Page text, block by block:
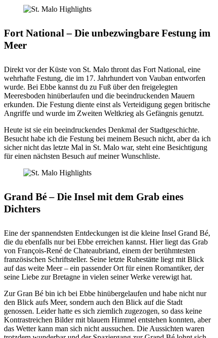
Fort National – Die unbezwingbare Festung im
Meer
Direkt vor der Küste von St. Malo thront das Fort National, eine
wehrhafte Festung, die im 17. Jahrhundert von Vauban entworfen
wurde. Bei Ebbe kannst du zu Fuß über den freigelegten
Meeresboden hinüberlaufen und die beeindruckenden Mauern
erkunden. Die Festung diente einst als Verteidigung gegen britische
Angriffe und wurde im Zweiten Weltkrieg als Gefängnis genutzt.
Heute ist sie ein beeindruckendes Denkmal der Stadtgeschichte.
Besucht habe ich die Festung bei meinem Besuch nicht, aber da ich
sicher nicht das letzte Mal in St. Malo war, steht eine Besichtigung
für einen nächsten Besuch auf meiner Wunschliste.
Grand Bé – Die Insel mit dem Grab eines
Dichters
Eine der spannendsten Entdeckungen ist die kleine Insel Grand Bé,
die du ebenfalls nur bei Ebbe erreichen kannst. Hier liegt das Grab
von François-René de Chateaubriand, einem der berühmtesten
französischen Schriftsteller. Seine letzte Ruhestätte liegt mit Blick
auf das weite Meer – ein passender Ort für einen Romantiker, der
seine Liebe zur Bretagne in vielen seiner Werke verewigt hat.
Zur Gran Bé bin ich bei Ebbe hinübergelaufen und habe nicht nur
den Blick aufs Meer, sondern auch den Blick auf die Stadt
genossen. Leider hatte es sich ziemlich zugezogen, so dass keine
Kontrastreichen Bilder mit blauem Himmel entstehen konnten, aber
das Wetter kann man sich nicht aussuchen. Die Aussichten waren